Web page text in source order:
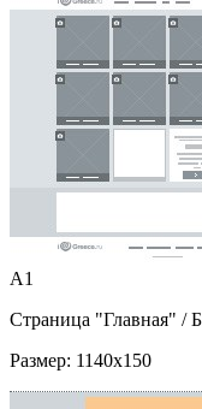
A1
Страница "Главная" /
Размер: 1140x150